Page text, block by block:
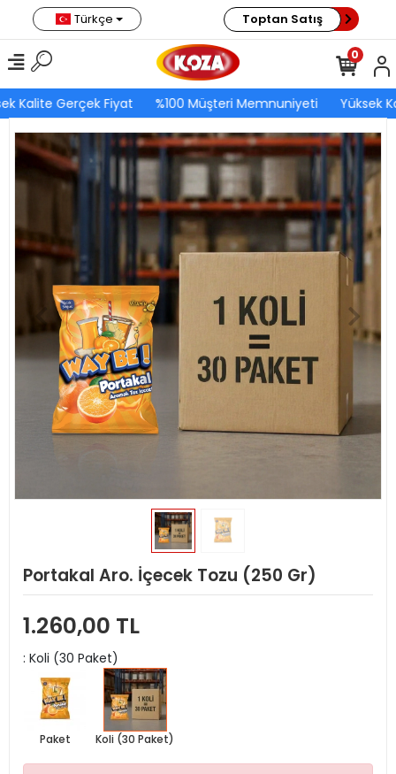
Kalite Gerçek Fiyat %100 Müşteri Memnuniyeti Yüksek
Türkçe Toptan Satış
0
Portakal Aro. İçecek Tozu (250 Gr)
1.260,00 TL
: Koli (30 Paket)
Paket Koli (30 Paket)